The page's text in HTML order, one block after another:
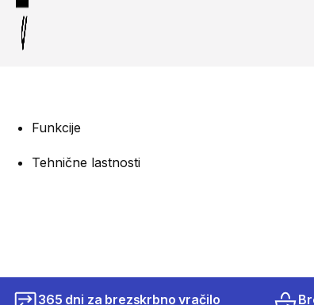
Funkcije
Tehnične lastnosti
365 dni za brezskrbno vračilo